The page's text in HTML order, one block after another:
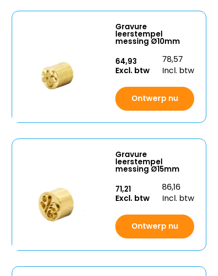
Gravure
leerstempel
messing Ø10mm
64,93
Excl. btw
78,57
Incl. btw
Ontwerp nu
Gravure
leerstempel
messing Ø15mm
71,21
Excl. btw
86,16
Incl. btw
Ontwerp nu